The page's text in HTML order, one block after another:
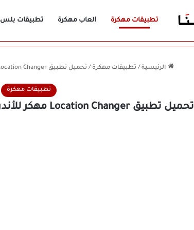
تطبيقات مهكرة العاب مهكرة تطبيقات بلس
الرئيسية / تطبيقات مهكرة / تحميل تطبيق Location Changer مهكر للأندرويد APK أخر إصدار 2026 مجانًا
تطبيقات مهكرة
تحميل تطبيق Location Changer مهكر للأندرويد APK أخر إصدار 2026 مجانًا